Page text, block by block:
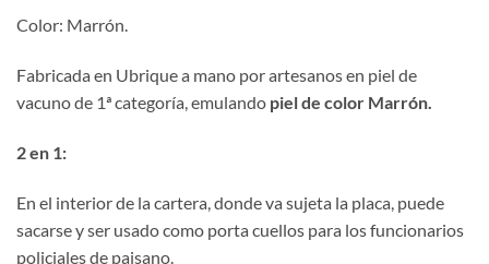
Color: Marrón.
Fabricada en Ubrique a mano por artesanos en piel de
vacuno de 1ª categoría, emulando piel de color Marrón.
2 en 1:
En el interior de la cartera, donde va sujeta la placa, puede
sacarse y ser usado como porta cuellos para los funcionarios
policiales de paisano.